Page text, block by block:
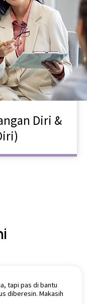
Diri &
tapi pas di bantu
diberesin. Makasih